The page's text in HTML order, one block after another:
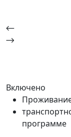
Включено
программе